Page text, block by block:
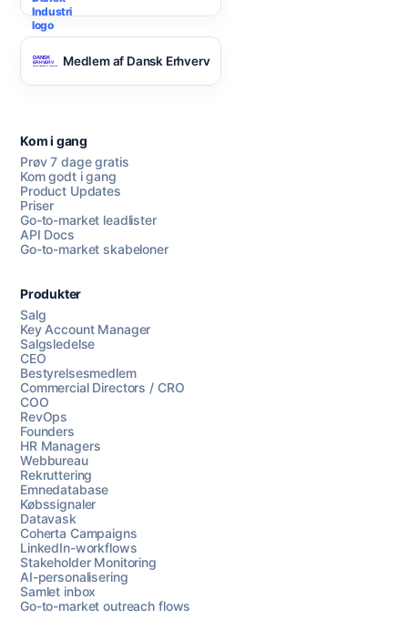
Medlem af Dansk Erhverv
Kom i gang
Prøv 7 dage gratis
Kom godt i gang
Product Updates
Priser
Go-to-market leadlister
API Docs
Go-to-market skabeloner
Produkter
Salg
Key Account Manager
Salgsledelse
CEO
Bestyrelsesmedlem
Commercial Directors / CRO
COO
RevOps
Founders
HR Managers
Webbureau
Rekruttering
Emnedatabase
Købssignaler
Datavask
Coherta Campaigns
LinkedIn-workflows
Stakeholder Monitoring
AI-personalisering
Samlet inbox
Go-to-market outreach flows